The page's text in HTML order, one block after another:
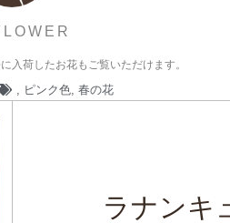
入荷したお花もご覧いただけます。
ピンク色 春の花
ラナンキ